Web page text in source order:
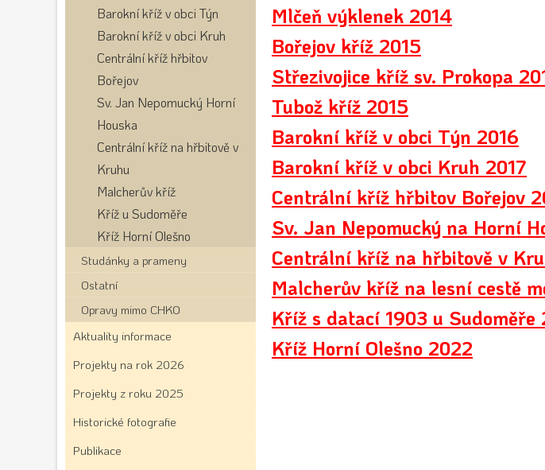
Barokní kříž v obci Týn
Barokní kříž v obci Kruh
Centrální kříž hřbitov
Bořejov
Sv. Jan Nepomucký Horní
Houska
Centrální kříž na hřbitově v
Kruhu
Malcherův kříž
Kříž u Sudoměře
Kříž Horní Olešno
Studánky a prameny
Ostatní
Opravy mimo CHKO
Aktuality informace
Projekty na rok 2026
Projekty z roku 2025
Historické fotografie
Publikace
Mlčeň výklenek 2014
Bořejov kříž 2015
Střezivojice kříž sv. Prokopa
Tubož kříž 2015
Barokní kříž v obci Týn 2016
Barokní kříž v obci Kruh 2017
Centrální kříž hřbitov Bořejov
Sv. Jan Nepomucký na Horní
Centrální kříž na hřbitově v
Malcherův kříž na lesní cestě
Kříž s datací 1903 u Sudoměře
Kříž Horní Olešno 2022